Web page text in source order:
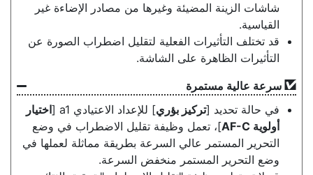
شاشات الزينة المضيئة وغيرها من مصادر الإضاءة غير
القياسية.
قد تختلف التأثيرات الفعلية لتقليل اضطراب الصورة عن
التأثيرات الظاهرة على الشاشة.
سرعة عالية مستمرة
في حالة تحديد [تركيز بؤري] للإعداد الاعتيادي a1 [
اختيار
أولوية AF-C
]، تعمل وظيفة تقليل الاضطراب في وضع
التحرير المستمر عالي السرعة بطريقة مماثلة لعملها في
وضع التحرير المستمر منخفض السرعة.